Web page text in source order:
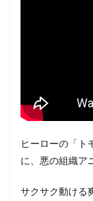
ヒーローの「ト
に、悪の組織ア
サクサク動ける